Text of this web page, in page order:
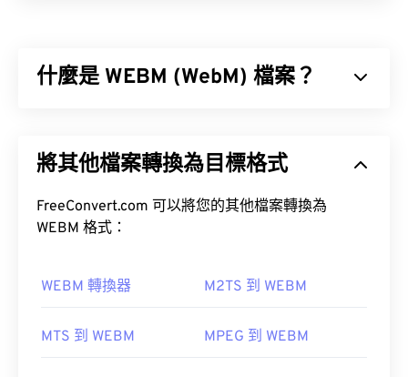
但能保持較高的視頻品質。
如何開啟 Xvid 檔案？
啟。 DivX 為 PC 開發了 Xvid，但它也可以在 Mac
OS X、Linux 和 Windows 上正常開啟。
什麼是 WEBM (WebM) 檔案？
的。它支援章節、字幕、元資料標籤、串流媒體、附
VP8
VP9
Vorbis
將其他檔案轉換為目標格式
FreeConvert.com 可以將您的其他檔案轉換為
WEBM 格式：
WEBM 轉換器 M2TS 到 WEBM
MTS 到 WEBM MPEG 到 WEBM